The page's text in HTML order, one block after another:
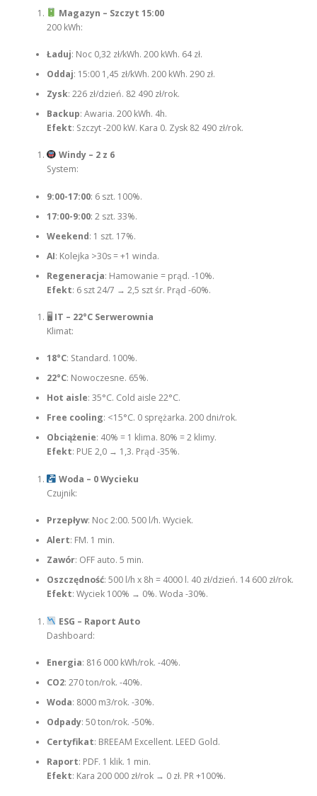
Magazyn – Szczyt 15:00
200 kWh:
Ładuj: Noc 0,32 zł/kWh. 200 kWh. 64 zł.
Oddaj: 15:00 1,45 zł/kWh. 200 kWh. 290 zł.
Zysk: 226 zł/dzień. 82 490 zł/rok.
Backup: Awaria. 200 kWh. 4h.
Efekt: Szczyt -200 kW. Kara 0. Zysk 82 490 zł/rok.
Windy – 2 z 6
System:
9:00-17:00: 6 szt. 100%.
17:00-9:00: 2 szt. 33%.
Weekend: 1 szt. 17%.
AI: Kolejka >30s = +1 winda.
Regeneracja: Hamowanie = prąd. -10%.
Efekt: 6 szt 24/7 → 2,5 szt śr. Prąd -60%.
🖥 IT – 22°C Serwerownia
Klimat:
18°C: Standard. 100%.
22°C: Nowoczesne. 65%.
Hot aisle: 35°C. Cold aisle 22°C.
Free cooling: <15°C. 0 sprężarka. 200 dni/rok.
Obciążenie: 40% = 1 klima. 80% = 2 klimy.
Efekt: PUE 2,0 → 1,3. Prąd -35%.
Woda – 0 Wycieku
Czujnik:
Przepływ: Noc 2:00. 500 l/h. Wyciek.
Alert: FM. 1 min.
Zawór: OFF auto. 5 min.
Oszczędność: 500 l/h x 8h = 4000 l. 40 zł/dzień. 14 600 zł/rok.
Efekt: Wyciek 100% → 0%. Woda -30%.
ESG – Raport Auto
Dashboard:
Energia: 816 000 kWh/rok. -40%.
CO2: 270 ton/rok. -40%.
Woda: 8000 m3/rok. -30%.
Odpady: 50 ton/rok. -50%.
Certyfikat: BREEAM Excellent. LEED Gold.
Raport: PDF. 1 klik. 1 min.
Efekt: Kara 200 000 zł/rok → 0 zł. PR +100%.